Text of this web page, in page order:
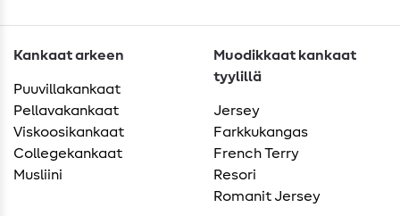
Kankaat arkeen
Puuvillakankaat
Pellavakankaat
Viskoosikankaat
Collegekankaat
Musliini
Muodikkaat kankaat
tyylillä
Jersey
Farkkukangas
French Terry
Resori
Romanit Jersey